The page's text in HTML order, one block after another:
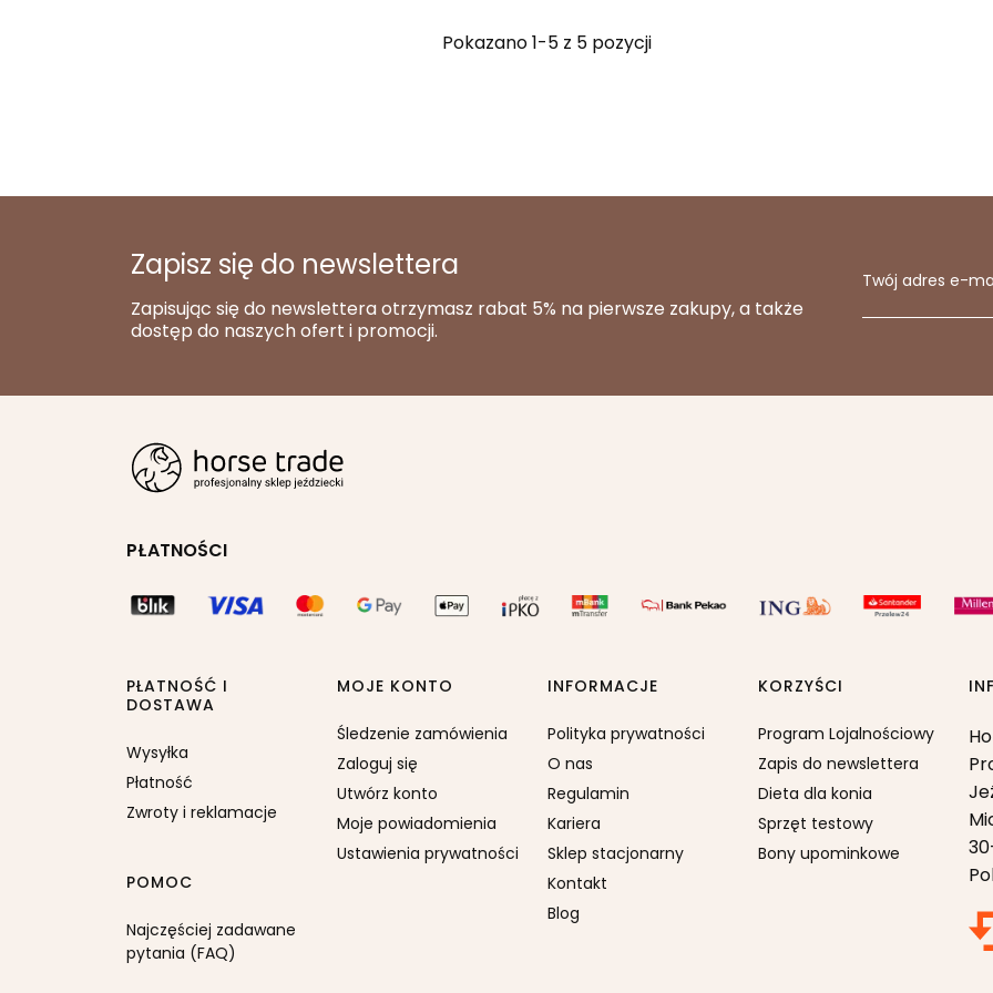
Pokazano 1-5 z 5 pozycji
Zapisz się do newslettera
Zapisując się do newslettera otrzymasz rabat 5% na pierwsze zakupy, a także
dostęp do naszych ofert i promocji.
Twój adres e-
PŁATNOŚCI
PŁATNOŚĆ I
DOSTAWA
Wysyłka
Płatność
Zwroty i reklamacje
POMOC
Najczęściej zadawane
pytania (FAQ)
MOJE KONTO
Śledzenie zamówienia
Zaloguj się
Utwórz konto
Moje powiadomienia
Ustawienia prywatności
INFORMACJE
Polityka prywatności
O nas
Regulamin
Kariera
Sklep stacjonarny
Kontakt
Blog
KORZYŚCI
Program Lojalnościowy
Zapis do newslettera
Dieta dla konia
Sprzęt testowy
Bony upominkowe